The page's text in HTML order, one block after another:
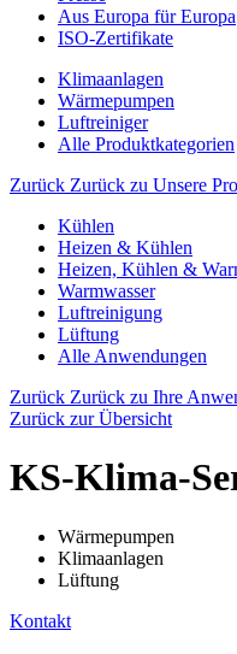
Aus Europa für Europa
ISO-Zertifikate
Klimaanlagen
Wärmepumpen
Luftreiniger
Alle Produktkategorien
Zurück Zurück zu Unsere
Kühlen
Heizen & Kühlen
Heizen, Kühlen &
Warmwasser
Luftreinigung
Lüftung
Alle Anwendungen
Zurück Zurück zu Ihre
Zurück zur Übersicht
KS-Klima-
Wärmepumpen
Klimaanlagen
Lüftung
Kontakt